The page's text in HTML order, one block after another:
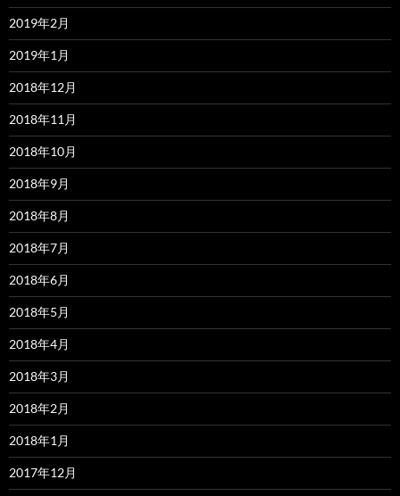
2019年2月
2019年1月
2018年12月
2018年11月
2018年10月
2018年9月
2018年8月
2018年7月
2018年6月
2018年5月
2018年4月
2018年3月
2018年2月
2018年1月
2017年12月